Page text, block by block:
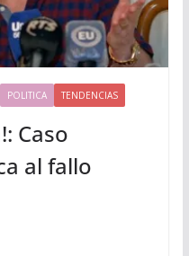
POLITICA TENDENCIAS
Caso
al fallo